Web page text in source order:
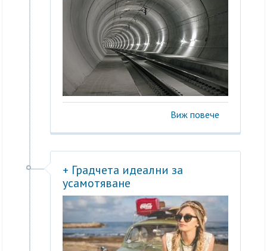
Виж повече
+ Градчета идеални за
усамотяване